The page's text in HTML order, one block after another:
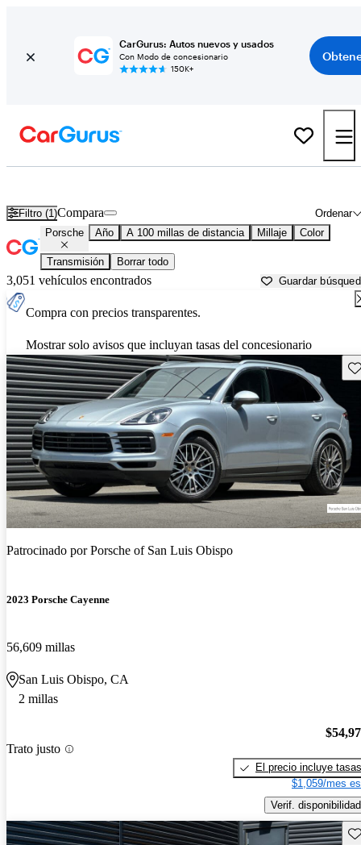
CarGurus: Autos nuevos y usados
Con Modo de concesionario
150K+
Filtro (1) Ordenar
Compara
Porsche Año A 100 millas de distancia Millaje Color
Transmisión Borrar todo
3,051 vehículos encontrados Guardar
Compra con precios transparentes.
Mostrar solo avisos que incluyan tasas del concesionario
Patrocinado porPorsche of San Luis Obispo
2023 Porsche Cayenne
56,609 millas
San Luis Obispo, CA
2 millas
Trato justo
El precio incluye tasas
$1,059/mes
Verif. disponibilidad